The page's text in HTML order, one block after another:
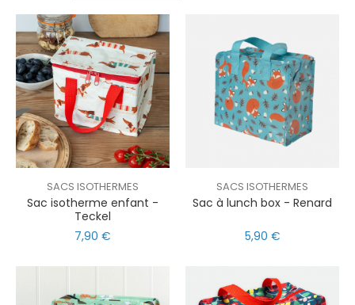
SACS ISOTHERMES
Sac isotherme enfant -
Teckel
7,90 €
SACS ISOTHERMES
Sac à lunch box - Renard
5,90 €